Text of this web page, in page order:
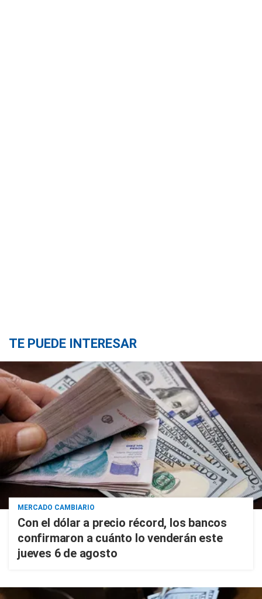
TE PUEDE INTERESAR
MERCADO CAMBIARIO
Con el dólar a precio récord, los bancos
confirmaron a cuánto lo venderán este
jueves 6 de agosto